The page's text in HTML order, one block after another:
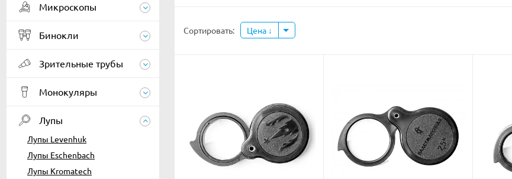
Микроскопы
Бинокли
Зрительные трубы
Монокуляры
Лупы
Лупы Levenhuk
Лупы Eschenbach
Лупы Kromatech
Сортировать: Цена